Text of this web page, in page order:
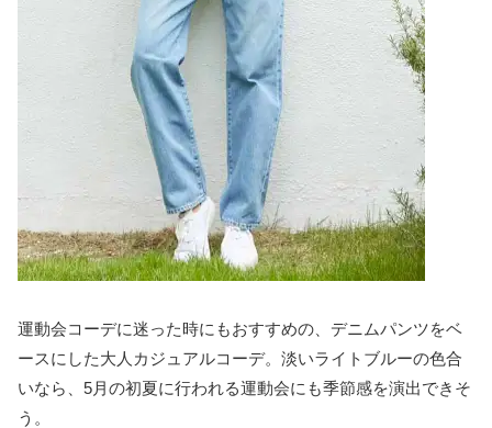
運動会コーデに迷った時にもおすすめの、デニムパンツをベ
ースにした大人カジュアルコーデ。淡いライトブルーの色合
いなら、5月の初夏に行われる運動会にも季節感を演出できそ
う。